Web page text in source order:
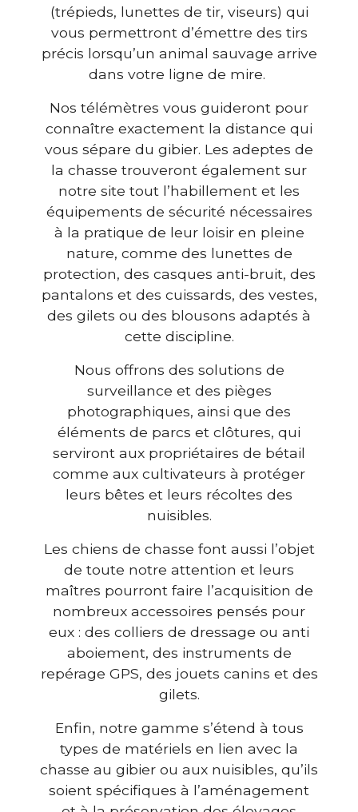
(trépieds, lunettes de tir, viseurs) qui
vous permettront d’émettre des tirs
précis lorsqu’un animal sauvage arrive
dans votre ligne de mire.
Nos télémètres vous guideront pour
connaître exactement la distance qui
vous sépare du gibier. Les adeptes de
la chasse trouveront également sur
notre site tout l’habillement et les
équipements de sécurité nécessaires
à la pratique de leur loisir en pleine
nature, comme des lunettes de
protection, des casques anti-bruit, des
pantalons et des cuissards, des vestes,
des gilets ou des blousons adaptés à
cette discipline.
Nous offrons des solutions de
surveillance et des pièges
photographiques, ainsi que des
éléments de parcs et clôtures, qui
serviront aux propriétaires de bétail
comme aux cultivateurs à protéger
leurs bêtes et leurs récoltes des
nuisibles.
Les chiens de chasse font aussi l’objet
de toute notre attention et leurs
maîtres pourront faire l’acquisition de
nombreux accessoires pensés pour
eux : des colliers de dressage ou anti
aboiement, des instruments de
repérage GPS, des jouets canins et des
gilets.
Enfin, notre gamme s’étend à tous
types de matériels en lien avec la
chasse au gibier ou aux nuisibles, qu’ils
soient spécifiques à l’aménagement